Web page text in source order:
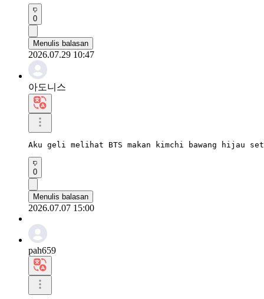
0
Menulis balasan
2026.07.29 10:47
아도니스
Aku geli melihat BTS makan kimchi bawang hijau
0
Menulis balasan
2026.07.07 15:00
pah659